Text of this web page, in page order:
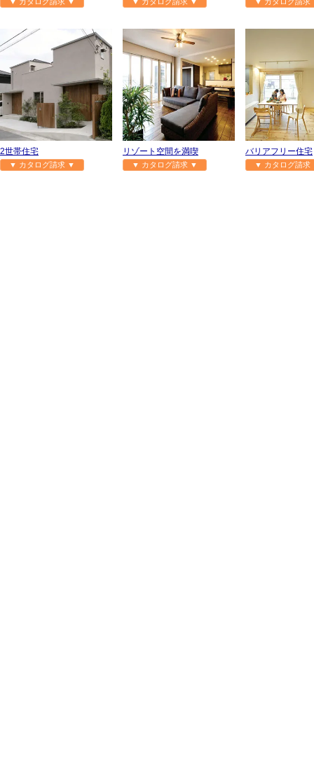
2世帯住宅
▼ カタログ請求 ▼
リゾート空間を満喫
▼ カタログ請求 ▼
バリアフリー住宅
▼ カタログ請